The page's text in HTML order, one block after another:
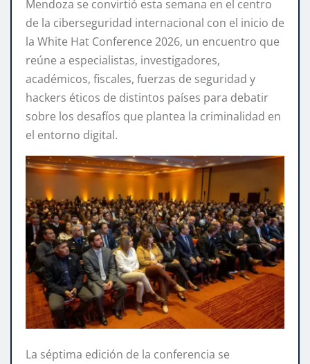
Mendoza se convirtió esta semana en el centro
de la ciberseguridad internacional con el inicio de
la White Hat Conference 2026, un encuentro que
reúne a especialistas, investigadores,
académicos, fiscales, fuerzas de seguridad y
hackers éticos de distintos países para debatir
sobre los desafíos que plantea la criminalidad en
el entorno digital.
La séptima edición de la conferencia se